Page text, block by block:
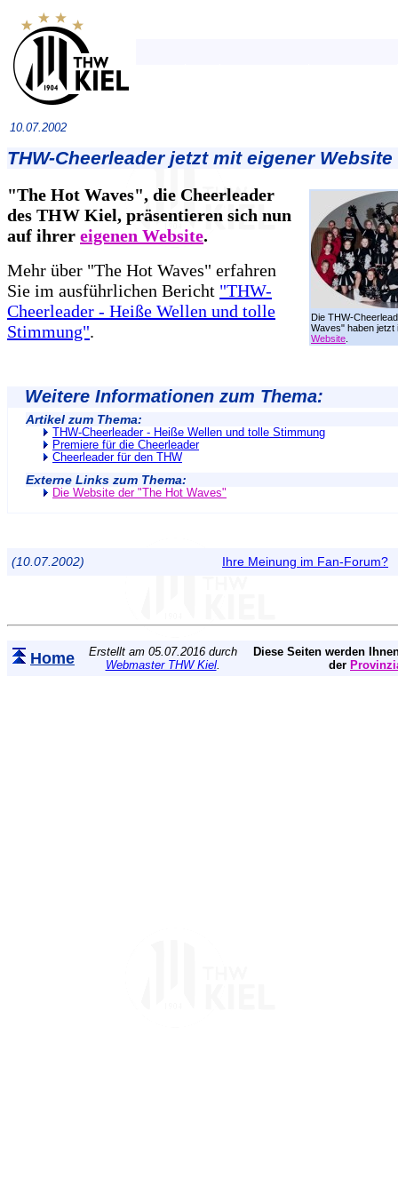
10.07.2002
THW-Cheerleader jetzt mit eigener Website
Die THW-
Waves" haben jetzt
Website
"The Hot Waves", die Cheerleader
des THW Kiel, präsentieren sich nun
auf ihrer eigenen Website.
Mehr über "The Hot Waves" erfahren
Sie im ausführlichen Bericht "THW-
Cheerleader - Heiße Wellen und tolle
Stimmung".
Weitere Informationen zum Thema:
Artikel zum Thema:
THW-Cheerleader - Heiße Wellen und tolle Stimmung
Premiere für die Cheerleader
Cheerleader für den THW
Externe Links zum Thema:
Die Website der "The Hot Waves"
(10.07.2002) Ihre Meinung im Fan-Forum?
Home
Erstellt am 05.07.2016 durch
Webmaster THW Kiel.
Diese Seiten werden
der